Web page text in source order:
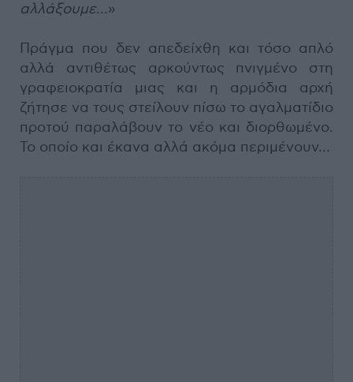
αλλάξουμε…»
Πράγμα που δεν απεδείχθη και τόσο απλό
αλλά αντιθέτως αρκούντως πνιγμένο στη
γραφειοκρατία μιας και η αρμόδια αρχή
ζήτησε να τους στείλουν πίσω το αγαλματίδιο
προτού παραλάβουν το νέο και διορθωμένο.
Το οποίο και έκανα αλλά ακόμα περιμένουν…